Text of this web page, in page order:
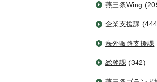
燕三条Wing
企業支援課
海外販路支援課
総務課 (342)